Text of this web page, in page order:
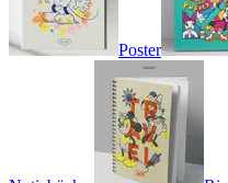
Poster